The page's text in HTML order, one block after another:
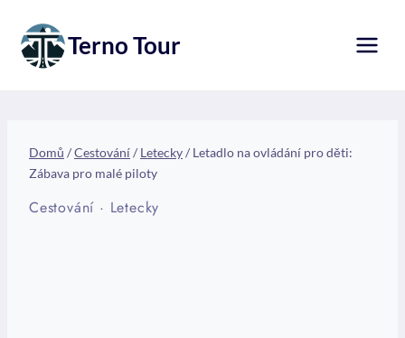
obsah
Terno Tour
Domů /Cestování/ Letecky/ Letadlo na ovládání pro děti:
Zábava pro malé piloty
Cestování · Letecky